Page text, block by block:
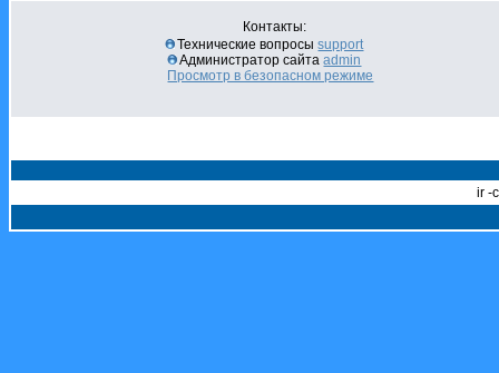
Контакты:
Технические вопросыsupport
Администратор сайтаadmin
Просмотр в безопасном режиме
ir -